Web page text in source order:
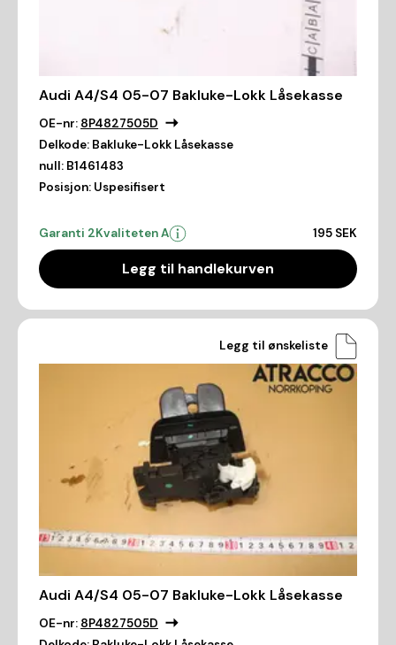
Audi A4/S4 05-07 Bakluke-Lokk Låsekasse
OE-nr: 8P4827505D
Delkode: Bakluke-Lokk Låsekasse
null: B1461483
Posisjon: Uspesifisert
Garanti 2Kvaliteten A 195 SEK
Legg til handlekurven
Legg til ønskeliste
Audi A4/S4 05-07 Bakluke-Lokk Låsekasse
OE-nr: 8P4827505D